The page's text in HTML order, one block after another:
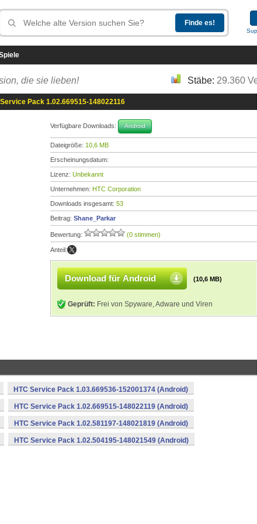
die sie lieben! Stäbe: 29.360
Service Pack 1.02.669515-148022116
Verfügbare Downloads: Android
Dateigröße: 10,6 MB
Erscheinungsdatum:
Lizenz: Unbekannt
Unternehmen: HTC Corporation
Downloads insgesamt: 53
Beitrag: Shane_Parkar
Bewertung: (0 stimmen)
Anteil:
Download für Android (10,6 MB)
Geprüft: Frei von Spyware, Adware und Viren
HTC Service Pack 1.03.669536-152001374 (Android)
HTC Service Pack 1.02.669515-148022119 (Android)
HTC Service Pack 1.02.581197-148021819 (Android)
HTC Service Pack 1.02.504195-148021549 (Android)